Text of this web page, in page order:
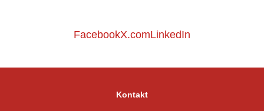
FacebookX.comLinkedIn
Kontakt